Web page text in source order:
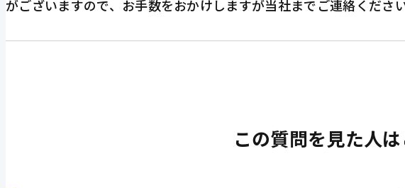
がございますので、お手数をおかけしますが当社までご連絡ください
この質問を見た人は